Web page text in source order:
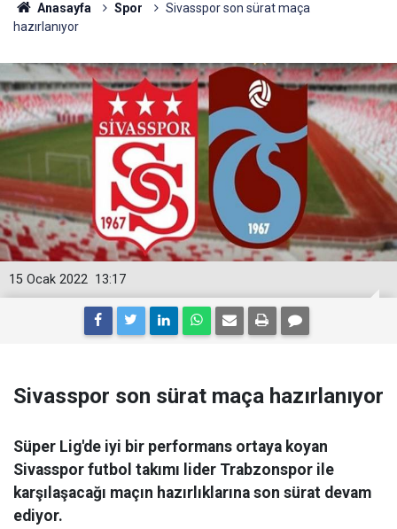
Anasayfa Spor
Sivasspor son sürat maça
hazırlanıyor
13:17
15 Ocak 2022
Sivasspor son sürat maça hazırlanıyor
Süper Lig'de iyi bir performans ortaya koyan
Sivasspor futbol takımı lider Trabzonspor ile
karşılaşacağı maçın hazırlıklarına son sürat devam
ediyor.